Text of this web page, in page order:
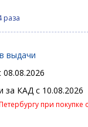
раза
выдачи
за КАД c 10.08.2026
при покупке